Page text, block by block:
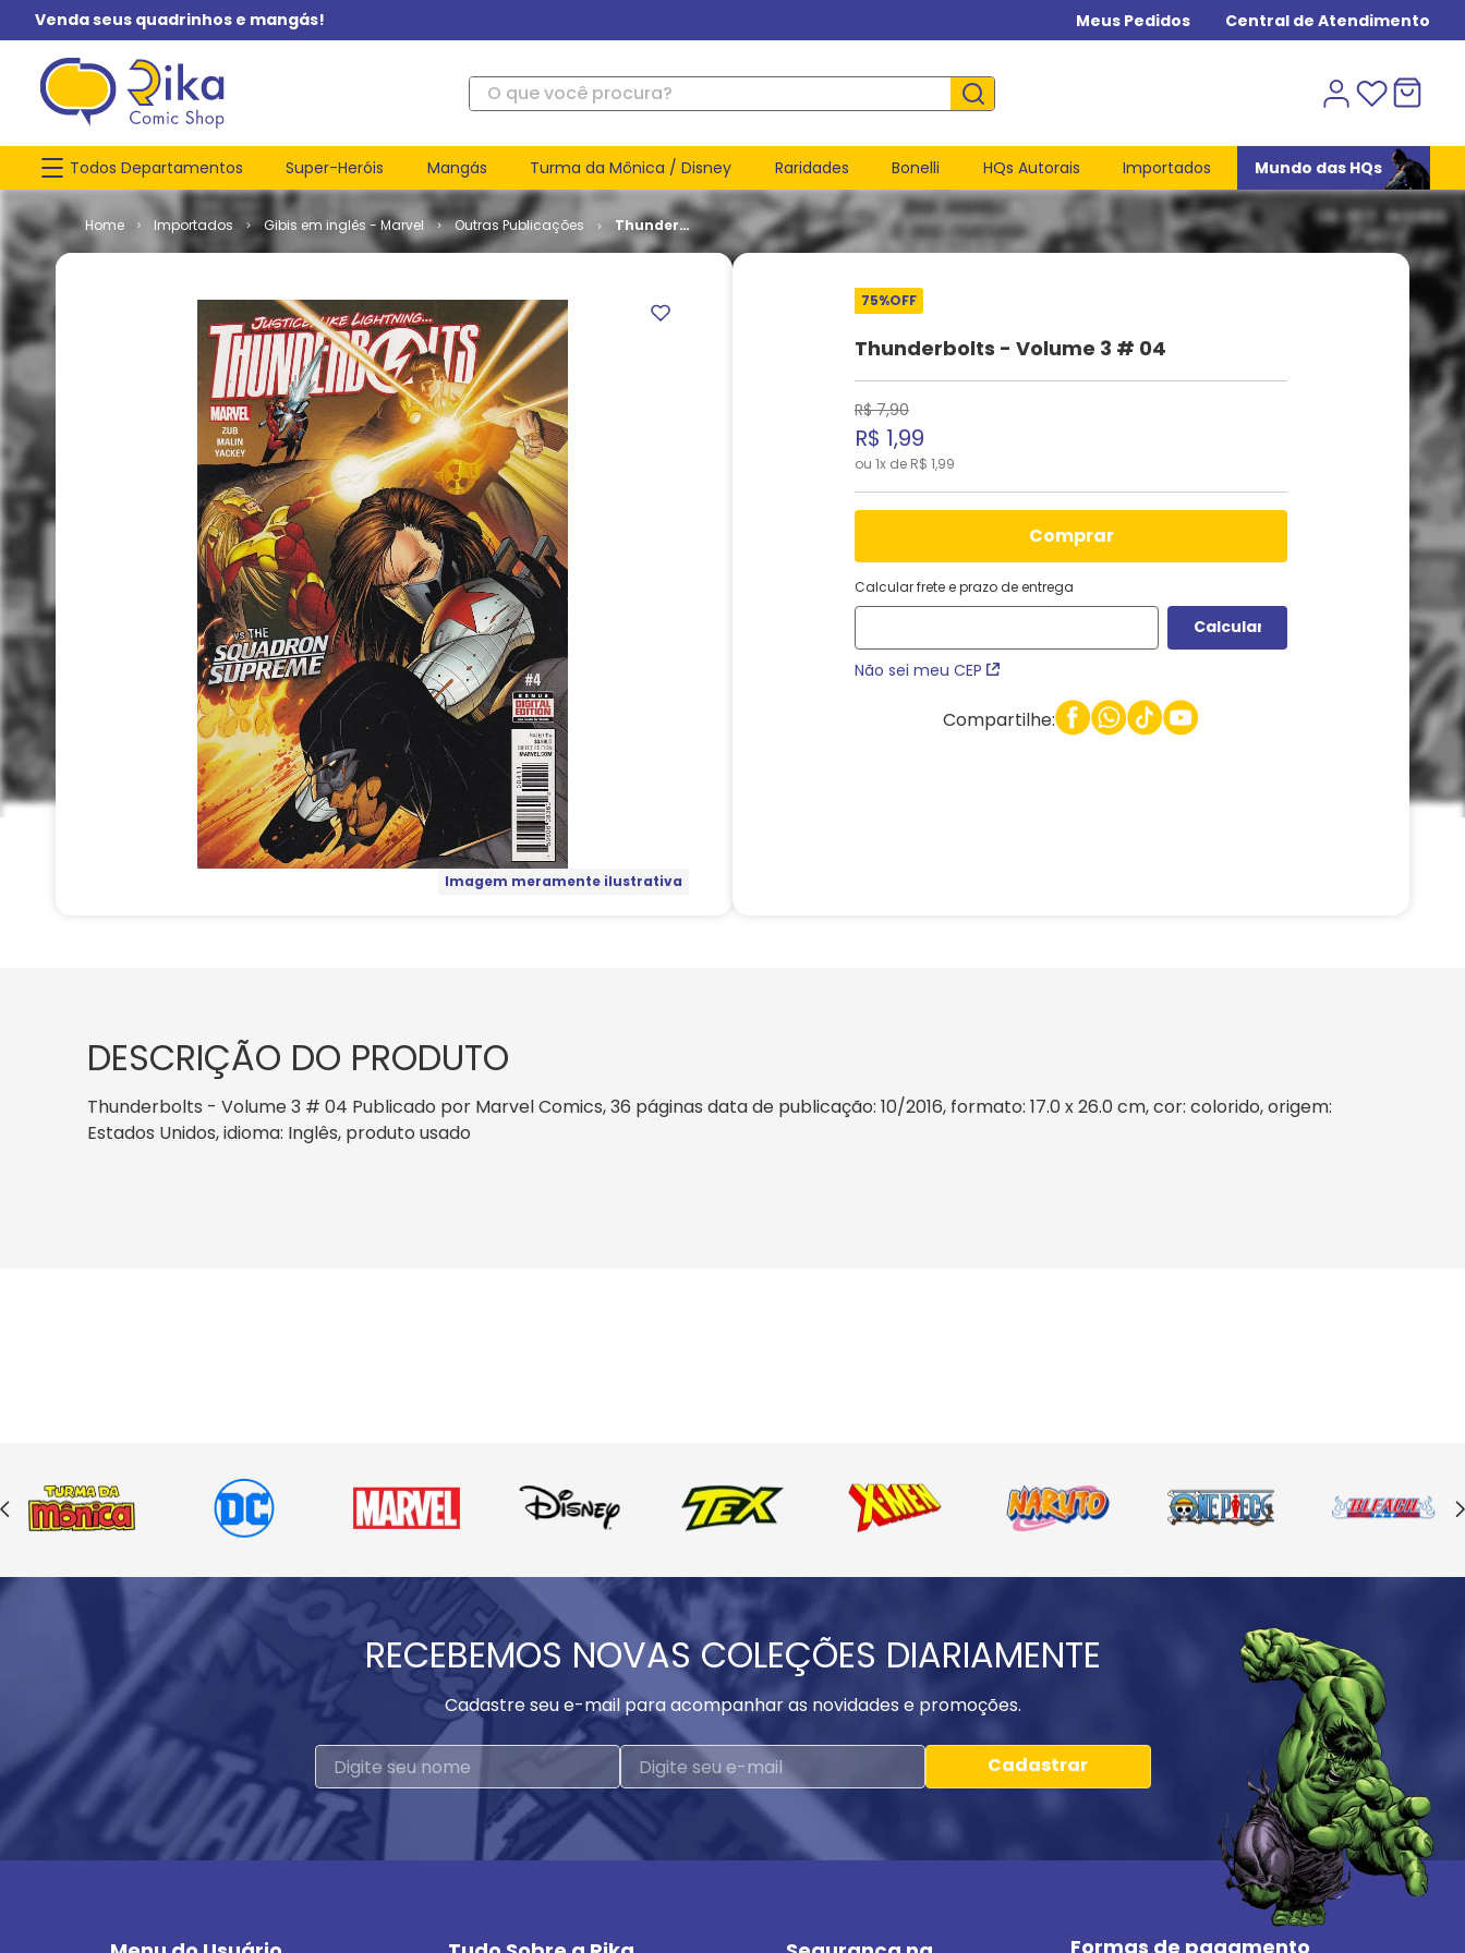
Venda seus quadrinhos e mangás! Meus Pedidos Central de Atendimento
O que você procura?
Todos Departamentos Super-Heróis Mangás Turma da Mônica / Disney Raridades Bonelli HQs Autorais Importados Mundo das HQs
Importados Gibis em inglês - Marvel Outras Publicações
Thunderbolts
- Volume 3
Imagem meramente ilustrativa
75%OFF
Thunderbolts - Volume 3 # 04
R$ 7,90
R$ 1,99
ou 1x de R$ 1,99
comprar
Calcular frete e prazo de entrega
Não sei meu CEP
Compartilhe:
DESCRIÇÃO DO PRODUTO
Thunderbolts - Volume 3 # 04 Publicado por Marvel Comics, 36 páginas data de publicação: 10/2016, formato: 17.0 x 26.0 cm, cor: colorido, origem:
Estados Unidos, idioma: Inglês, produto usado
RECEBEMOS NOVAS COLEÇÕES DIARIAMENTE
Cadastre seu e-mail para acompanhar as novidades e promoções.
Cadastrar
Formas de pagamento